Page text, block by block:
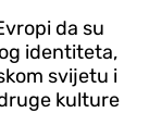
da su
identiteta,
svijetu i
kulture